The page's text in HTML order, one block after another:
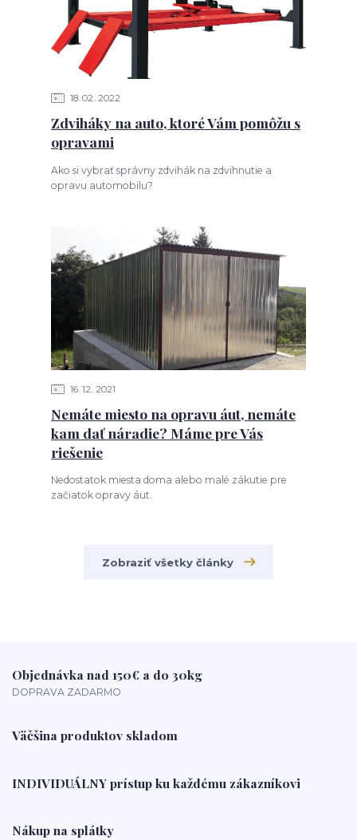
18 02 2022
Zdviháky na auto, ktoré Vám pomôžu s
opravami
Ako si vybrať správny zdvihák na zdvihnutie a
opravu automobilu?
16 12 2021
Nemáte miesto na opravu áut, nemáte
kam dať náradie? Máme pre Vás
riešenie
Nedostatok miesta doma alebo malé zákutie pre
začiatok opravy áut.
Zobraziť všetky články
Objednávka nad 150€ a do 30kg
DOPRAVA ZADARMO
Väčšina produktov skladom
INDIVIDUÁLNY prístup ku každému zákazníkovi
Nákup na splátky